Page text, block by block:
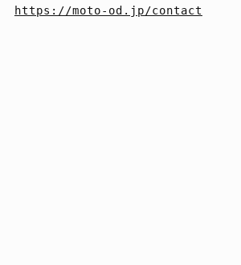
https://moto-od.jp/contact